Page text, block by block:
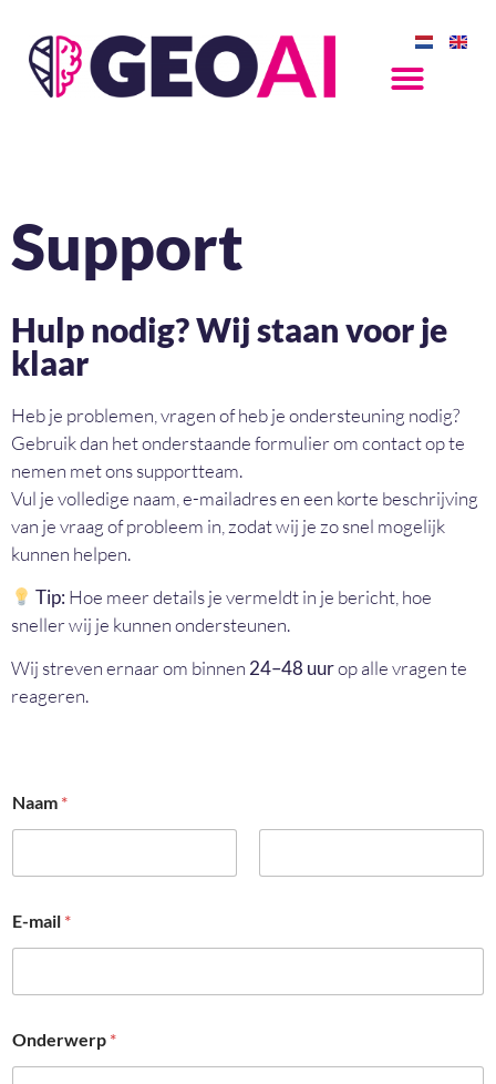
Support
Hulp nodig? Wij staan voor je
klaar
Heb je problemen, vragen of heb je ondersteuning nodig?
Gebruik dan het onderstaande formulier om contact op te
nemen met ons supportteam.
Vul je volledige naam, e-mailadres en een korte beschrijving
van je vraag of probleem in, zodat wij je zo snel mogelijk
kunnen helpen.
Tip: Hoe meer details je vermeldt in je bericht, hoe
sneller wij je kunnen ondersteunen.
Wij streven ernaar om binnen 24–48 uurop alle vragen te
reageren.
Naam *
*
b
c
h
t
E-mail *
Onderwerp *